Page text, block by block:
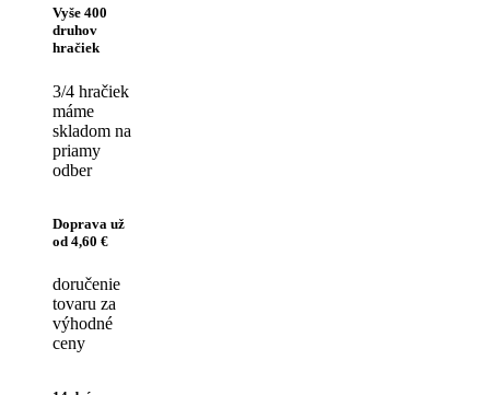
Vyše 400
druhov
hračiek
3/4 hračiek
máme
skladom na
priamy
odber
Doprava už
od 4,60 €
doručenie
tovaru za
výhodné
ceny